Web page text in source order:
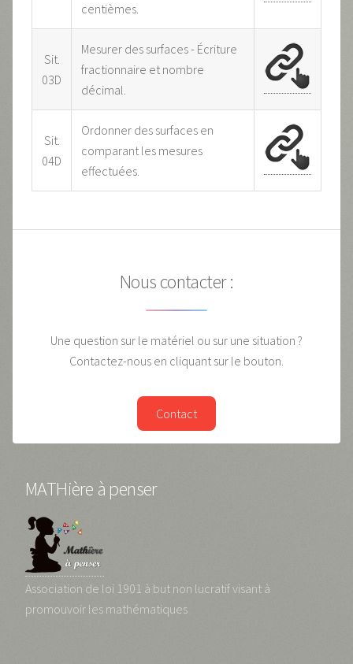
centièmes.
Sit.
03D
Mesurer des surfaces - Écriture
fractionnaire et nombre
décimal.
Sit.
04D
Ordonner des surfaces en
comparant les mesures
effectuées.
Nous contacter :
Une question sur le matériel ou sur une situation ?
Contactez-nous en cliquant sur le bouton.
Contact
MATHière à penser
Association de loi 1901 à but non lucratif visant à
promouvoir les mathématiques